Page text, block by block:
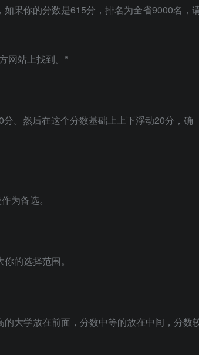
果你的分数是615分，排名为全省9000名，
网站上找到。*
。然后在这个分数基础上上下浮动20分，确
为备选。
的选择范围。
大学放在前面，分数中等的放在中间，分数